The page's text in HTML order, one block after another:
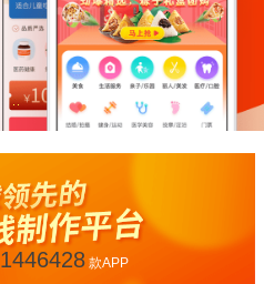
1446428款APP